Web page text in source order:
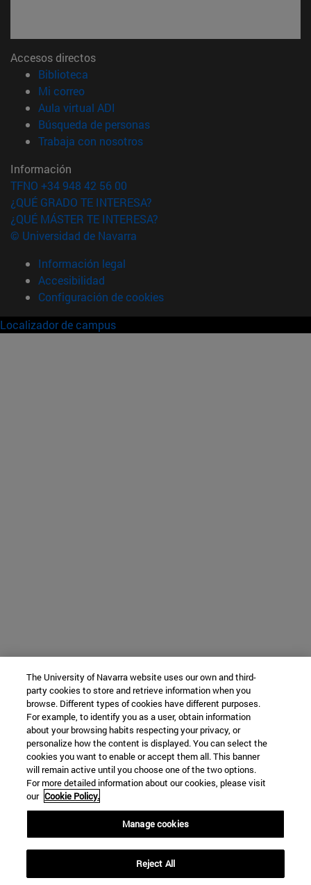
Accesos directos
Biblioteca
Mi correo(abre en nueva ventana)
Aula virtual ADI
Búsqueda de personas(abre en nueva ventana)
Trabaja con nosotros(abre en nueva ventana)
Información
TFNO +34 948 42 56 00
¿QUÉ GRADO TE INTERESA?
¿QUÉ MÁSTER TE INTERESA?
© Universidad de Navarra
Información legal
Accesibilidad
Configuración de cookies
Localizador de campus
The University of Navarra website uses our own and third-
party cookies to store and retrieve information when you
browse. Different types of cookies have different purposes.
For example, to identify you as a user, obtain information
about your browsing habits respecting your privacy, or
personalize how the content is displayed. You can select the
cookies you want to enable or accept them all. This banner
will remain active until you choose one of the two options.
For more detailed information about our cookies, please visit
our Cookie Policy.
Manage cookies
Reject All